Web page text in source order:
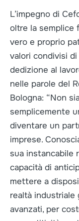
L’impegno di
oltre la semplice
vero e proprio
valori condivisi
dedizione al
nelle parole del
Bologna: “Non
semplicemente
diventare un
imprese.
sua instancabile
capacità di
mettere a
realtà industriale
avanzati, per